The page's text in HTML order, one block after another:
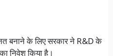
बनाने के लिए सरकार ने R&D के